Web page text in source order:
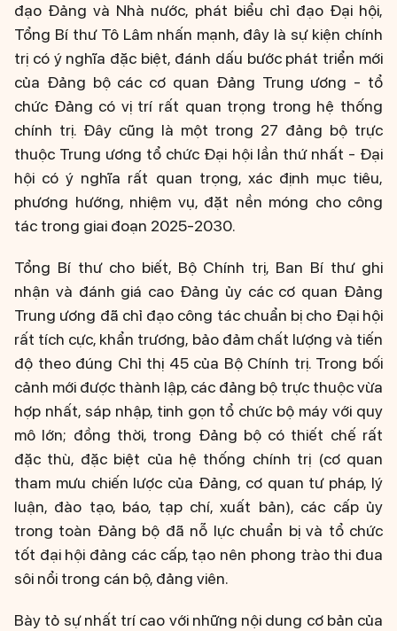
đạo Đảng và Nhà nước, phát biểu chỉ đạo Đại hội,
Tổng Bí thư Tô Lâm nhấn mạnh, đây là sự kiện chính
trị có ý nghĩa đặc biệt, đánh dấu bước phát triển mới
của Đảng bộ các cơ quan Đảng Trung ương - tổ
chức Đảng có vị trí rất quan trọng trong hệ thống
chính trị. Đây cũng là một trong 27 đảng bộ trực
thuộc Trung ương tổ chức Đại hội lần thứ nhất - Đại
hội có ý nghĩa rất quan trọng, xác định mục tiêu,
phương hướng, nhiệm vụ, đặt nền móng cho công
tác trong giai đoạn 2025-2030.
Tổng Bí thư cho biết, Bộ Chính trị, Ban Bí thư ghi
nhận và đánh giá cao Đảng ủy các cơ quan Đảng
Trung ương đã chỉ đạo công tác chuẩn bị cho Đại hội
rất tích cực, khẩn trương, bảo đảm chất lượng và tiến
độ theo đúng Chỉ thị 45 của Bộ Chính trị. Trong bối
cảnh mới được thành lập, các đảng bộ trực thuộc vừa
hợp nhất, sáp nhập, tinh gọn tổ chức bộ máy với quy
mô lớn; đồng thời, trong Đảng bộ có thiết chế rất
đặc thù, đặc biệt của hệ thống chính trị (cơ quan
tham mưu chiến lược của Đảng, cơ quan tư pháp, lý
luận, đào tạo, báo, tạp chí, xuất bản), các cấp ủy
trong toàn Đảng bộ đã nỗ lực chuẩn bị và tổ chức
tốt đại hội đảng các cấp, tạo nên phong trào thi đua
sôi nổi trong cán bộ, đảng viên.
Bày tỏ sự nhất trí cao với những nội dung cơ bản của